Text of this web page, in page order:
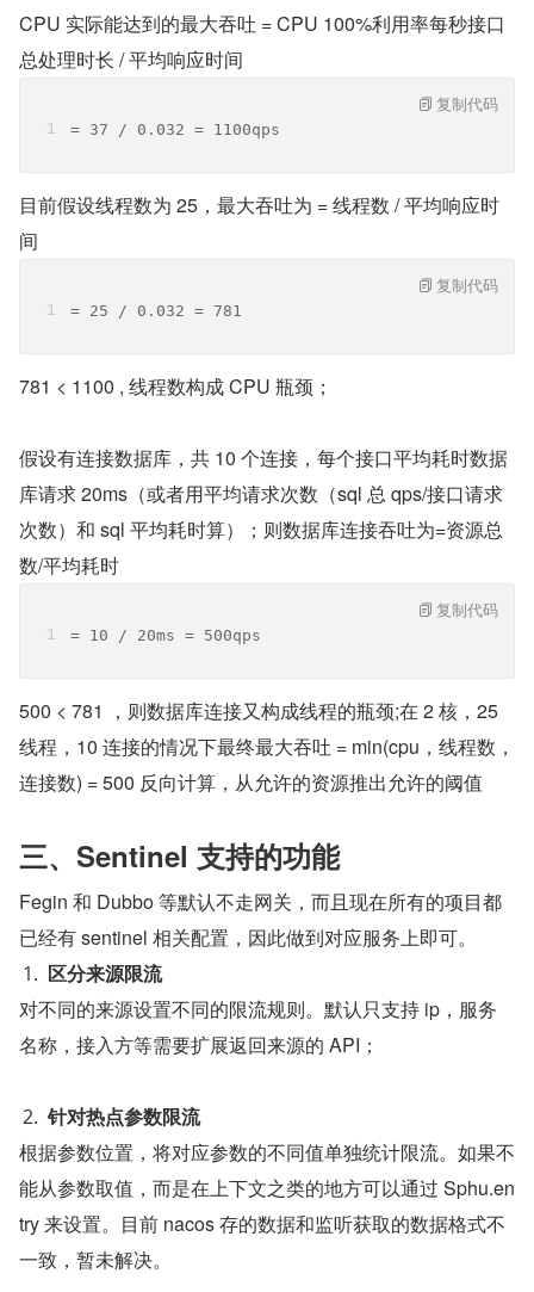
CPU 实际能达到的最大吞吐 = CPU 100%利用率每秒接口
总处理时长 / 平均响应时间
= 37 / 0.032 = 1100qps
复制代码
目前假设线程数为 25，最大吞吐为 = 线程数 / 平均响应时
间
= 25 / 0.032 = 781
复制代码
781 < 1100 , 线程数构成 CPU 瓶颈；
假设有连接数据库，共 10 个连接，每个接口平均耗时数据
库请求 20ms（或者用平均请求次数（sql 总 qps/接口请求
次数）和 sql 平均耗时算）；则数据库连接吞吐为=资源总
数/平均耗时
= 10 / 20ms = 500qps
复制代码
500 < 781 ，则数据库连接又构成线程的瓶颈;在 2 核，25
线程，10 连接的情况下最终最大吞吐 = min(cpu，线程数，
连接数) = 500 反向计算，从允许的资源推出允许的阈值
三、Sentinel 支持的功能
Fegin 和 Dubbo 等默认不走网关，而且现在所有的项目都
已经有 sentinel 相关配置，因此做到对应服务上即可。
区分来源限流
对不同的来源设置不同的限流规则。默认只支持 ip，服务
名称，接入方等需要扩展返回来源的 API；
针对热点参数限流
根据参数位置，将对应参数的不同值单独统计限流。如果不
能从参数取值，而是在上下文之类的地方可以通过 Sphu.en
try 来设置。目前 nacos 存的数据和监听获取的数据格式不
一致，暂未解决。